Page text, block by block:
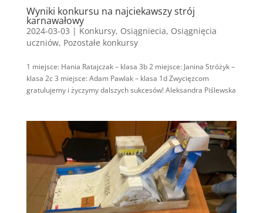
Wyniki konkursu na najciekawszy strój
karnawałowy
2024-03-03 | Konkursy, Osiągniecia, Osiągnięcia
uczniów, Pozostałe konkursy
1 miejsce: Hania Ratajczak – klasa 3b 2 miejsce: Janina Stróżyk –
klasa 2c 3 miejsce: Adam Pawlak – klasa 1d Zwycięzcom
gratulujemy i życzymy dalszych sukcesów! Aleksandra Piślewska